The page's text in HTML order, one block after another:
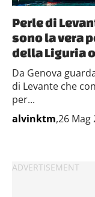
Perle di
sono la vera
della Liguria
Da Genova
di Levante che
per...
alvinktm,26 Mag